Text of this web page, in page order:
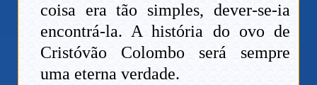
coisa era tão simples, dever-se-ia
encontrá-la. A história do ovo de
Cristóvão Colombo será sempre
uma eterna verdade.